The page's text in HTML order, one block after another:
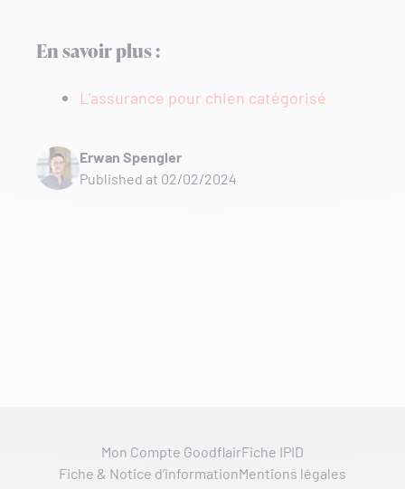
En savoir plus :
L’assurance pour chien catégorisé
Erwan Spengler
Published at 02/02/2024
Mon Compte GoodflairFiche IPID
Fiche & Notice d’informationMentions légales